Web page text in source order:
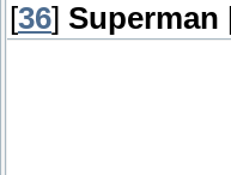
[36] Superman